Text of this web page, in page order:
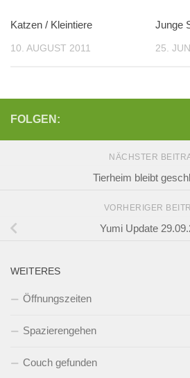
Katzen / Kleintiere
10. AUGUST 2011
Junge
25.
FOLGEN:
NÄCHSTER
Tierheim bleibt
VORHERIGER
Yumi Update
WEITERES
Öffnungszeiten
Spazierengehen
Couch gefunden